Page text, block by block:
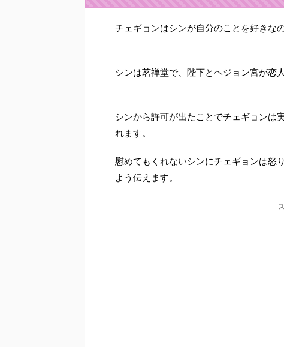
チェギョンはシンが自分のことを好きな
シンは茗禅堂で、陛下とヘジョン宮が恋
シンから許可が出たことでチェギョンは
れます。
慰めてもくれないシンにチェギョンは怒
よう伝えます。